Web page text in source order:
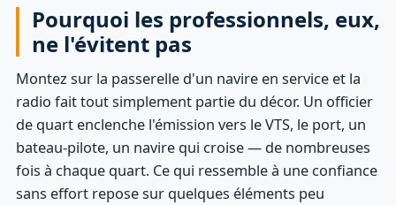
Pourquoi les professionnels, eux,
ne l'évitent pas
Montez sur la passerelle d'un navire en service et la
radio fait tout simplement partie du décor. Un officier
de quart enclenche l'émission vers le VTS, le port, un
bateau-pilote, un navire qui croise — de nombreuses
fois à chaque quart. Ce qui ressemble à une confiance
sans effort repose sur quelques éléments peu